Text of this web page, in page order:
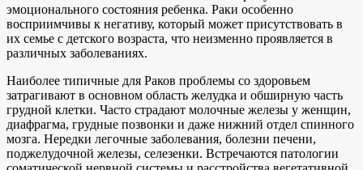
эмоционального состояния ребенка. Раки особенно
восприимчивы к негативу, который может присутствовать в
их семье с детского возраста, что неизменно проявляется в
различных заболеваниях.
Наиболее типичные для Раков проблемы со здоровьем
затрагивают в основном область желудка и обширную часть
грудной клетки. Часто страдают молочные железы у женщин,
диафрагма, грудные позвонки и даже нижний отдел спинного
мозга. Нередки легочные заболевания, болезни печени,
поджелудочной железы, селезенки. Встречаются патологии